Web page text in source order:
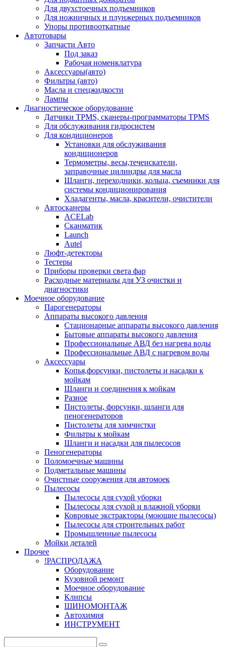
Для двухстоечных подъемников
Для ножничных и плунжерных подъемников
Упоры противооткатные
Автотовары
Запчасти Авто
Под заказ
Рабочая номенклатура
Аксессуары(авто)
Фильтры (авто)
Масла и спецжидкости
Лампы
Диагностическое оборудование
Датчики TPMS, сканеры-программаторы TPMS
Для обслуживания гидросистем
Для кондиционеров
Установки для обслуживания
кондиционеров
Термометры, весы,течеискатели,
заправочные цилиндры для масла
Шланги, переходники, кольца, съемники для
системы кондиционирования
Хладагенты, масла, красители, очистители
Автосканеры
ACELab
Сканматик
Launch
Autel
Люфт-детекторы
Тестеры
Приборы проверки света фар
Расходные материалы для УЗ очистки и
диагностики
Моечное оборудование
Парогенераторы
Аппараты высокого давления
Стационарные аппараты высокого давления
Бытовые аппараты высокого давления
Профессиональные АВД без нагрева воды
Профессиональные АВД с нагревом воды
Аксессуары
Копья,форсунки, пистолеты и насадки к
мойкам
Шланги и соединения к мойкам
Разное
Пистолеты, форсунки, шланги для
пеногенераторов
Пистолеты для химчистки
Фильтры к мойкам
Шланги и насадки для пылесосов
Пеногенераторы
Поломоечные машины
Подметальные машины
Очистные сооружения для автомоек
Пылесосы
Пылесосы для сухой уборки
Пылесосы для сухой и влажной уборки
Ковровые экстракторы (моющие пылесосы)
Пылесосы для строительных работ
Промышленные пылесосы
Мойки деталей
Прочее
!РАСПРОДАЖА
Оборудование
Кузовной ремонт
Моечное оборудование
Клипсы
ШИНОМОНТАЖ
Автохимия
ИНСТРУМЕНТ